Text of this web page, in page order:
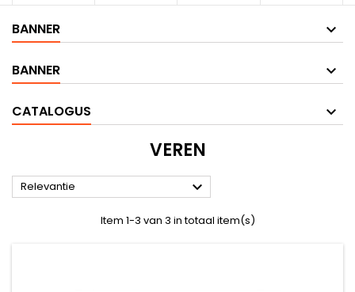
BANNER
BANNER
CATALOGUS
VEREN
Relevantie 
Item 1-3 van 3 in totaal item(s)